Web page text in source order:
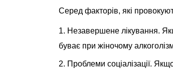
Серед факторів, які
Незавершене лікування.
буває при жіночому
Проблеми соціалізації.